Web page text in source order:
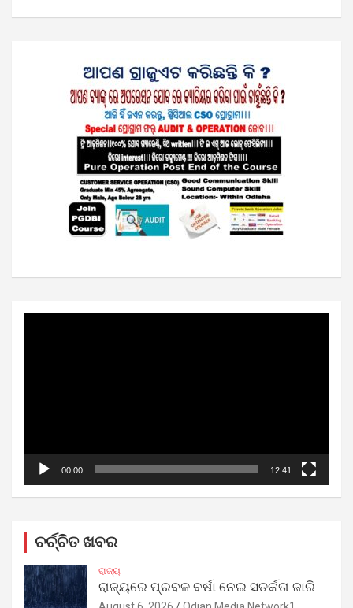
00:00 12:41
ଚର୍ଚ୍ଚିତ ଖବର
ରାଜ୍ୟ
ରାଜ୍ୟରେ ପ୍ରବଳ ବର୍ଷା ନେଇ ସତର୍କତା ଜାରି